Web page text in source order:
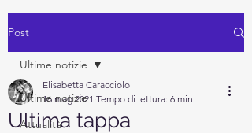
Post
Ultime notizie
Attualità
Ultime notizie
Ultima tappa
Elisabetta Caracciolo
16 mag 2021 Tempo di lettura: 6 min